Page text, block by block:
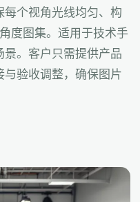
个视角光线均匀、构
度图集。适用于技术手
。客户只需提供产品
验收调整，确保图片